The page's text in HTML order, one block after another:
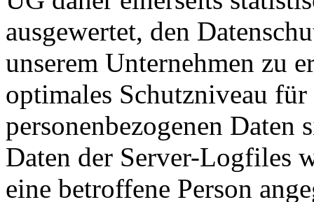
ausgewertet, den
unserem Unternehmen zu
optimales Schutzniveau
personenbezogenen Daten
Daten der Server-Logfiles
eine betroffene Person